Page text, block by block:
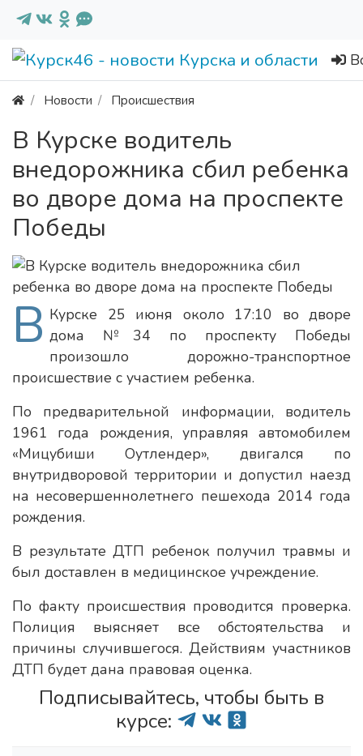
Новости Происшествия
В Курске водитель
внедорожника сбил ребенка
во дворе дома на проспекте
Победы
В Курске 25 июня около 17:10 во дворе
дома №34 по проспекту Победы
произошло дорожно-транспортное
происшествие с участием ребенка.
По предварительной информации, водитель
1961 года рождения, управляя автомобилем
«Мицубиши Оутлендер», двигался по
внутридворовой территории и допустил наезд
на несовершеннолетнего пешехода 2014 года
рождения.
В результате ДТП ребенок получил травмы и
был доставлен в медицинское учреждение.
По факту происшествия проводится проверка.
Полиция выясняет все обстоятельства и
причины случившегося. Действиям участников
ДТП будет дана правовая оценка.
Подписывайтесь, чтобы быть в
курсе: